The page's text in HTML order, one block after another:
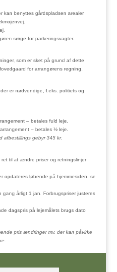
kan benyttes gårdspladsen arealer
sørge for parkeringsvagter.
som er sket på grund af dette
for arrangørens regning.
er nødvendige, f.eks. politiets og
– betales fuld leje.
– betales ½ leje.
afbestillings gebyr 345 kr.
til at ændre priser og retningslinjer
opdateres løbende på hjemmesiden. se
årligt 1 jan. Forbrugspriser justeres
dagspris på lejemålets brugs dato
pris ændringer mv. der kan påvirke